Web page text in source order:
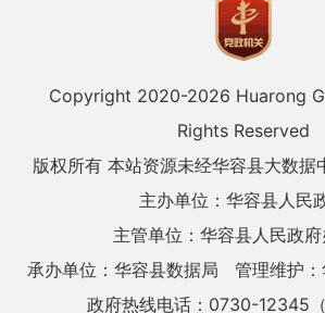
Copyright 2020-2026 Huarong
Rights Reserved
版权所有 本站资源未经华容县大数据
主办单位：华容县人民
主管单位：华容县人民政
承办单位：华容县数据局
管理维护
政府热线电话：0730-12345（